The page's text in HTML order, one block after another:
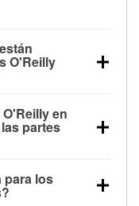
O'Reilly
y
“Check Engine”
de
disponibles en
La tienda
en
partes
en la
para los